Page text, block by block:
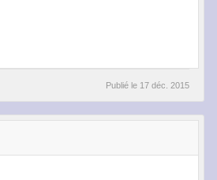
Publié le 17 déc. 2015